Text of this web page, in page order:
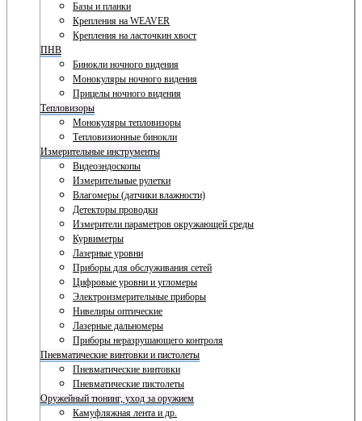
Базы и планки
Крепления на WEAVER
Крепления на ласточкин хвост
ПНВ
Бинокли ночного видения
Монокуляры ночного видения
Прицелы ночного видения
Тепловизоры
Монокуляры тепловизоры
Тепловизионные бинокли
Измерительные инструменты
Видеоэндоскопы
Измерительные рулетки
Влагомеры (датчики влажности)
Детекторы проводки
Измерители параметров окружающей среды
Курвиметры
Лазерные уровни
Приборы для обслуживания сетей
Цифровые уровни и угломеры
Электроизмерительные приборы
Нивелиры оптические
Лазерные дальномеры
Приборы неразрушающего контроля
Пневматические винтовки и пистолеты
Пневматические винтовки
Пневматические пистолеты
Оружейный тюнинг, уход за оружием
Камуфляжная лента и др.